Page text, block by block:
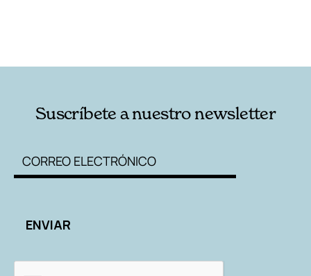
Suscríbete a nuestro newsletter